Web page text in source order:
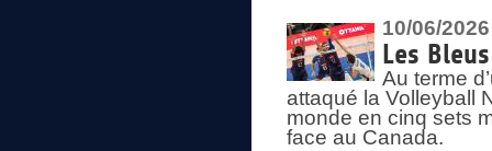
10/06/2026
Les
Au terme
attaqué la Volleyball
monde en cinq sets
face au Canada.